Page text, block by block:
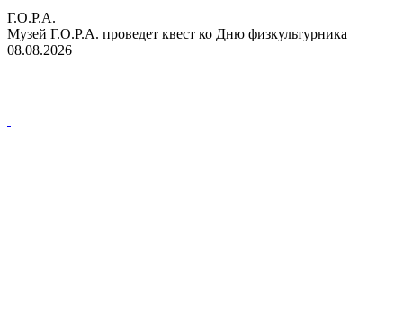
Г.О.Р.А.
Музей Г.О.Р.А. проведет квест ко Дню физкультурника
08.08.2026